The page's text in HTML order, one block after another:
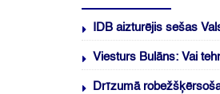
IDB aizturējis sešas
Viesturs Bulāns: Vai
Drīzumā